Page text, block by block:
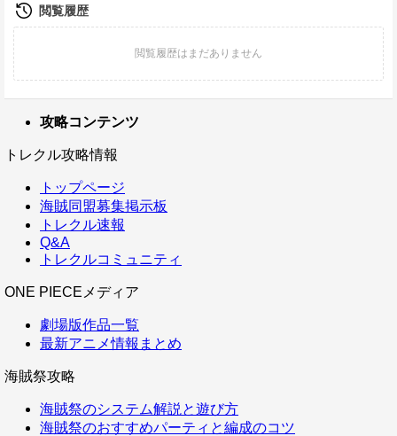
攻略コンテンツ
トレクル攻略情報
トップページ
海賊同盟募集掲示板
トレクル速報
Q&A
トレクルコミュニティ
ONE PIECEメディア
劇場版作品一覧
最新アニメ情報まとめ
海賊祭攻略
海賊祭のシステム解説と遊び方
海賊祭のおすすめパーティと編成のコツ